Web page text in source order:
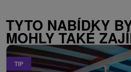
TYTO NABÍDKY
MOHLY TAKÉ
TIP